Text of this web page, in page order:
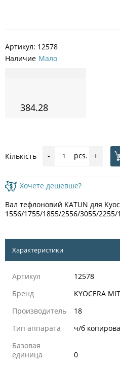
Артикул: 12578
Наличие Мало
384.28
Кількість - pcs. +
Хочете дешевше?
Вал тефлоновий KATUN для
1556/1755/1855/2556/3055/2255/
Характеристики
Артикул
12578
Бренд
KYOCERA
Производитель
18
Тип аппарата
ч/б
Базовая
единица
0